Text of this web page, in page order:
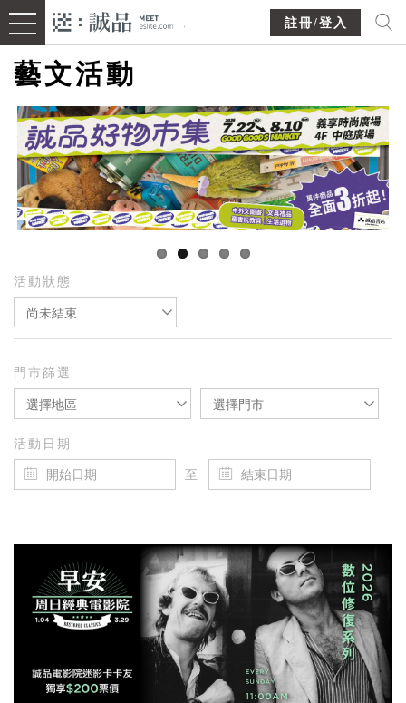
註冊/登入
藝文活動
活動狀態
尚未結束
門市篩選
選擇地區 選擇門市
活動日期
至